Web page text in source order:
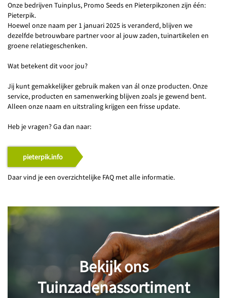
Onze bedrijven Tuinplus, Promo Seeds en Pieterpikzonen zijn één:
Pieterpik.
Hoewel onze naam per 1 januari 2025 is veranderd, blijven we
dezelfde betrouwbare partner voor al jouw zaden, tuinartikelen en
groene relatiegeschenken.
Wat betekent dit voor jou?
Jij kunt gemakkelijker gebruik maken van ál onze producten. Onze
service, producten en samenwerking blijven zoals je gewend bent.
Alleen onze naam en uitstraling krijgen een frisse update.
Heb je vragen? Ga dan naar:
pieterpik.info
Daar vind je een overzichtelijke FAQ met alle informatie.
Bekijk ons
Tuinzadenassortiment